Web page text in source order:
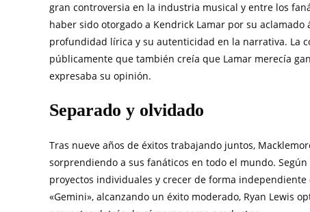
gran controversia en la industria musical y entre los
haber sido otorgado a Kendrick Lamar por su
profundidad lírica y su autenticidad en la narrativa. La
públicamente que también creía que Lamar merecía
expresaba su opinión.
Separado y olvidado
Tras nueve años de éxitos trabajando juntos,
sorprendiendo a sus fanáticos en todo el mundo.
proyectos individuales y crecer de forma
«Gemini», alcanzando un éxito moderado, Ryan Lewis